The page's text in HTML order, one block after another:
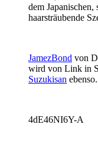
dem
haarsträubende
JamezBond von
wird von Link in
Suzukisan ebenso.
4dE46NI6Y-A